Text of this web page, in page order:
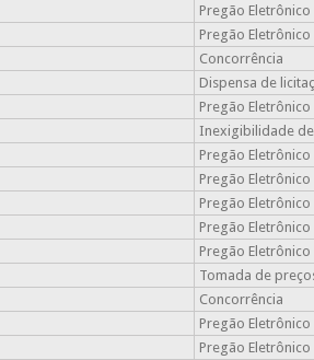
Pregão Eletrônico
Pregão Eletrônico
Concorrência
Dispensa de
Pregão Eletrônico
Inexigibilidade
Pregão Eletrônico
Pregão Eletrônico
Pregão Eletrônico
Pregão Eletrônico
Pregão Eletrônico
Tomada de
Concorrência
Pregão Eletrônico
Pregão Eletrônico